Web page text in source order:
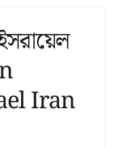
Iran